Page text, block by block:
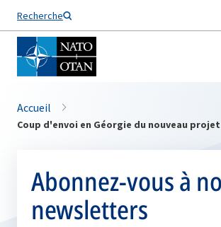
Recherche
Nom de famille*
Accueil
Abonnez-vous à
newsletters